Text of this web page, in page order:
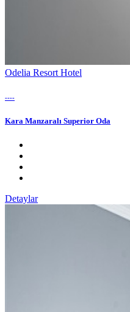
Odelia Resort Hotel
----
Kara Manzaralı Superior Oda
Detaylar